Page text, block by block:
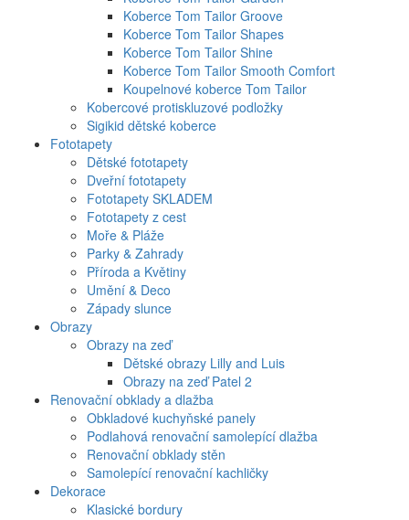
Koberce Tom Tailor Groove
Koberce Tom Tailor Shapes
Koberce Tom Tailor Shine
Koberce Tom Tailor Smooth Comfort
Koupelnové koberce Tom Tailor
Kobercové protiskluzové podložky
Sigikid dětské koberce
Fototapety
Dětské fototapety
Dveřní fototapety
Fototapety SKLADEM
Fototapety z cest
Moře & Pláže
Parky & Zahrady
Příroda a Květiny
Umění & Deco
Západy slunce
Obrazy
Obrazy na zeď
Dětské obrazy Lilly and Luis
Obrazy na zeď Patel 2
Renovační obklady a dlažba
Obkladové kuchyňské panely
Podlahová renovační samolepící dlažba
Renovační obklady stěn
Samolepící renovační kachličky
Dekorace
Klasické bordury